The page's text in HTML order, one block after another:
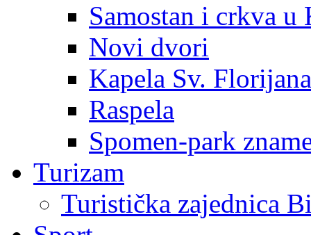
Samostan i crkva u
Novi dvori
Kapela Sv. Florijana
Raspela
Spomen-park
Turizam
Turistička zajednica